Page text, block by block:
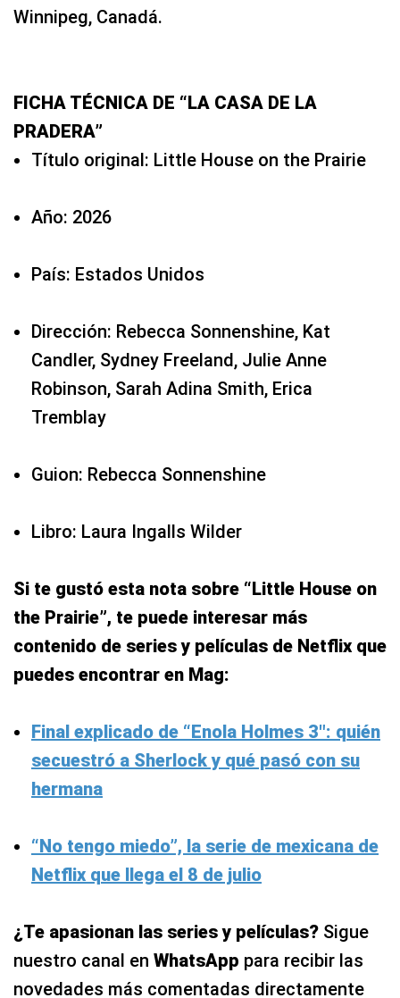
Winnipeg, Canadá.
FICHA TÉCNICA DE “LA CASA DE LA
PRADERA”
Título original: Little House on the Prairie
Año: 2026
País: Estados Unidos
Dirección: Rebecca Sonnenshine, Kat
Candler, Sydney Freeland, Julie Anne
Robinson, Sarah Adina Smith, Erica
Tremblay
Guion: Rebecca Sonnenshine
Libro: Laura Ingalls Wilder
Si te gustó esta nota sobre “Little House on
the Prairie”, te puede interesar más
contenido de series y películas de Netflix que
puedes encontrar en Mag:
Final explicado de “Enola Holmes 3″: quién
secuestró a Sherlock y qué pasó con su
hermana
“No tengo miedo”, la serie de mexicana de
Netflix que llega el 8 de julio
¿Te apasionan las series y películas? Sigue
nuestro canal en WhatsApp para recibir las
novedades más comentadas directamente